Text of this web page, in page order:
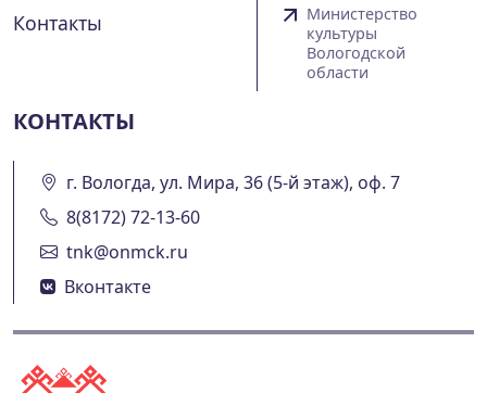
Контакты
Министерство
культуры
Вологодской
области
КОНТАКТЫ
г. Вологда, ул. Мира, 36 (5-й этаж), оф. 7
8(8172) 72-13-60
tnk@onmck.ru
Вконтакте